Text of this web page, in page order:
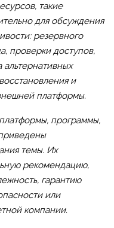
такие
для обсуждения
резервного
проверки доступов,
и
платформы.
программы,
темы. Их
рекомендацию,
гарантию
или
компании.